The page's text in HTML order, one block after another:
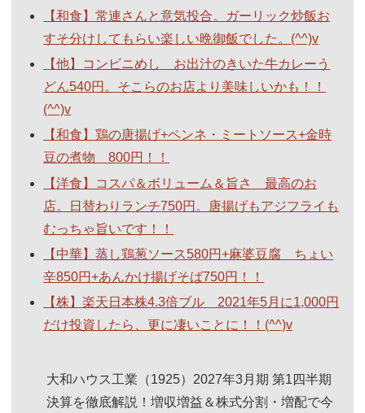
【和食】常連さんと意気投合。ガーリック炒飯お
すそ分けしてもらい楽しい晩御飯でした。(^^)v
【他】コンビニめし お出汁のきいた牛カレーう
どん540円。そこらのお店より美味しいかも！！
(^^)v
【和食】鶏の唐揚げ+ペンネ・ミートソース+金時
豆の煮物 800円！！
【洋食】コスパ＆ボリューム＆旨さ 最高のお
店。日替わりランチ750円。唐揚げもアジフライも
むっちゃ旨いです！！
【中華】蒸し鶏葱ソース580円+麻婆豆腐 ちょい
辛850円+あんかけ揚げそば750円！！
【株】楽天日本株4.3倍ブル 2021年5月に1,000円
だけ投資したら、更に凄いことに！！(^^)v
大和ハウス工業（1925）2027年3月期 第1四半期
決算を徹底解説！増収増益＆株式分割・増配で今